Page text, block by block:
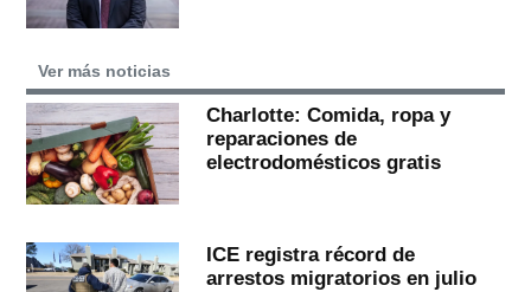
Ver más noticias
Charlotte: Comida, ropa y
reparaciones de
electrodomésticos gratis
ICE registra récord de
arrestos migratorios en julio